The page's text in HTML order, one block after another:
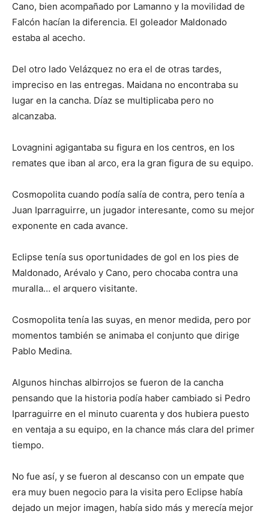
Cano, bien acompañado por Lamanno y la movilidad de
Falcón hacían la diferencia. El goleador Maldonado
estaba al acecho.
Del otro lado Velázquez no era el de otras tardes,
impreciso en las entregas. Maidana no encontraba su
lugar en la cancha. Díaz se multiplicaba pero no
alcanzaba.
Lovagnini agigantaba su figura en los centros, en los
remates que iban al arco, era la gran figura de su equipo.
Cosmopolita cuando podía salía de contra, pero tenía a
Juan Iparraguirre, un jugador interesante, como su mejor
exponente en cada avance.
Eclipse tenía sus oportunidades de gol en los pies de
Maldonado, Arévalo y Cano, pero chocaba contra una
muralla… el arquero visitante.
Cosmopolita tenía las suyas, en menor medida, pero por
momentos también se animaba el conjunto que dirige
Pablo Medina.
Algunos hinchas albirrojos se fueron de la cancha
pensando que la historia podía haber cambiado si Pedro
Iparraguirre en el minuto cuarenta y dos hubiera puesto
en ventaja a su equipo, en la chance más clara del primer
tiempo.
No fue así, y se fueron al descanso con un empate que
era muy buen negocio para la visita pero Eclipse había
dejado un mejor imagen, había sido más y merecía mejor